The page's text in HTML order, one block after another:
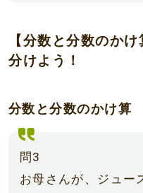
【分数と分数のか
分けよう！
分数と分数のかけ算
問3
お母さんが、ジュー